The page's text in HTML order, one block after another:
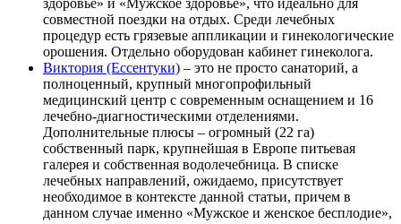
совместной поездки на отдых. Среди лечебных
процедур есть грязевые аппликации и гинекологические
орошения. Отдельно оборудован кабинет гинеколога.
Виктория (Ессентуки) – это не просто санаторий, а
полноценный, крупный многопрофильный
медицинский центр с современным оснащением и 16
лечебно-диагностическими отделениями.
Дополнительные плюсы – огромный (22 га)
собственный парк, крупнейшая в Европе питьевая
галерея и собственная водолечебница. В списке
лечебных направлений, ожидаемо, присутствует
необходимое в контексте данной статьи, причем в
данном случае именно «Мужское и женское бесплодие»,